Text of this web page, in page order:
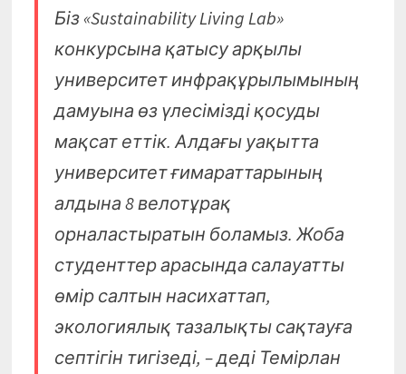
Біз «Sustainability Living Lab»
конкурсына қатысу арқылы
университет инфрақұрылымының
дамуына өз үлесімізді қосуды
мақсат еттік. Алдағы уақытта
университет ғимараттарының
алдына 8 велотұрақ
орналастыратын боламыз. Жоба
студенттер арасында салауатты
өмір салтын насихаттап,
экологиялық тазалықты сақтауға
септігін тигізеді, – деді Темірлан